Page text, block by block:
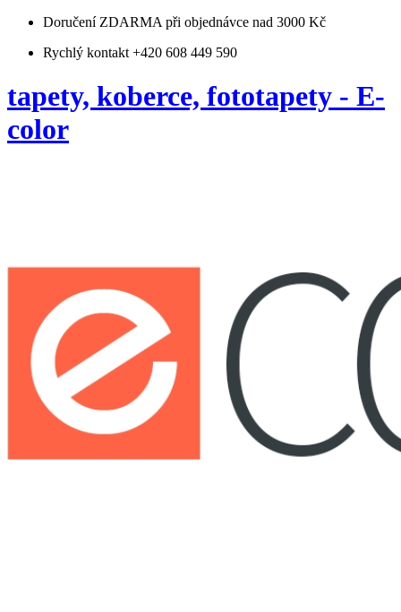
Doručení ZDARMA při objednávce nad 3000 Kč
Rychlý kontakt +420 608 449 590
tapety, koberce, fototapety - E-
color